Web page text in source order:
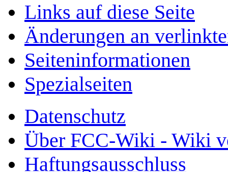
Links auf diese Seite
Änderungen an
Seiten­­informationen
Spezialseiten
Datenschutz
Über FCC-Wiki - Wiki
Haftungsausschluss